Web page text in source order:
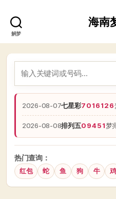
解梦
海南
2026-08-07七星彩7016126
2026-08-08排列五09451梦
热门查询：
红包 蛇 鱼 狗 牛 鸡